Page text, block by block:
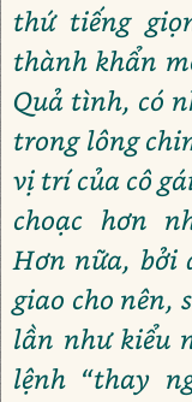
thứ tiếng
thành khẩn
Quả tình, có
trong lông
vị trí của cô
choạc hơn
Hơn nữa, bởi
giao cho nên,
lần như kiểu
lệnh “thay